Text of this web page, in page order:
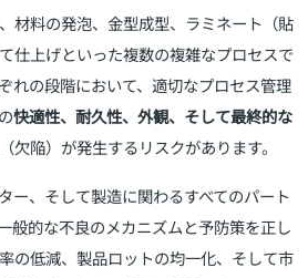
材料の発泡、金型成型、ラミネート（貼
仕上げといった複数の複雑なプロセスで
れの段階において、適切なプロセス管理
快適性、耐久性、外観、そして最終的な
欠陥）が発生するリスクがあります。
ー、そして製造に関わるすべてのパート
般的な不良のメカニズムと予防策を正し
の低減、製品ロットの均一化、そして市